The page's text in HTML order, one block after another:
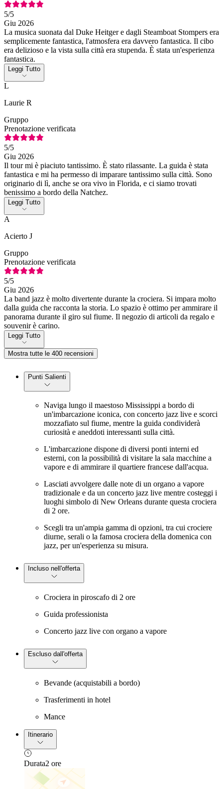
5/5
Giu 2026
La musica suonata dal Duke Heitger e dagli Steamboat Stompers era
semplicemente fantastica, l'atmosfera era davvero fantastica. Il cibo
era delizioso e la vista sulla città era stupenda. È stata un'esperienza
fantastica.
Leggi Tutto
L
Laurie R
Gruppo
Prenotazione verificata
5/5
Giu 2026
Il tour mi è piaciuto tantissimo. È stato rilassante. La guida è stata
fantastica e mi ha permesso di imparare tantissimo sulla città. Sono
originario di lì, anche se ora vivo in Florida, e ci siamo trovati
benissimo a bordo della Natchez.
Leggi Tutto
A
Acierto J
Gruppo
Prenotazione verificata
5/5
Giu 2026
La band jazz è molto divertente durante la crociera. Si impara molto
dalla guida che racconta la storia. Lo spazio è ottimo per ammirare il
panorama durante il giro sul fiume. Il negozio di articoli da regalo e
souvenir è carino.
Leggi Tutto
Mostra tutte le 400 recensioni
Punti Salienti
Naviga lungo il maestoso Mississippi a bordo di
un'imbarcazione iconica, con concerto jazz live e scorci
mozzafiato sul fiume, mentre la guida condividerà
curiosità e aneddoti interessanti sulla città.
L'imbarcazione dispone di diversi ponti interni ed
esterni, con la possibilità di visitare la sala macchine a
vapore e di ammirare il quartiere francese dall'acqua.
Lasciati avvolgere dalle note di un organo a vapore
tradizionale e da un concerto jazz live mentre costeggi i
luoghi simbolo di New Orleans durante questa crociera
di 2 ore.
Scegli tra un'ampia gamma di opzioni, tra cui crociere
diurne, serali o la famosa crociera della domenica con
jazz, per un'esperienza su misura.
Incluso nell'offerta
Crociera in piroscafo di 2 ore
Guida professionista
Concerto jazz live con organo a vapore
Escluso dall'offerta
Bevande (acquistabili a bordo)
Trasferimenti in hotel
Mance
Itinerario
Durata2 ore